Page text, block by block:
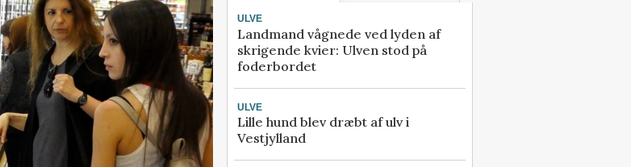
ULVE
Landmand vågnede ved lyden af
skrigende kvier: Ulven stod på
foderbordet
ULVE
Lille hund blev dræbt af ulv i
Vestjylland